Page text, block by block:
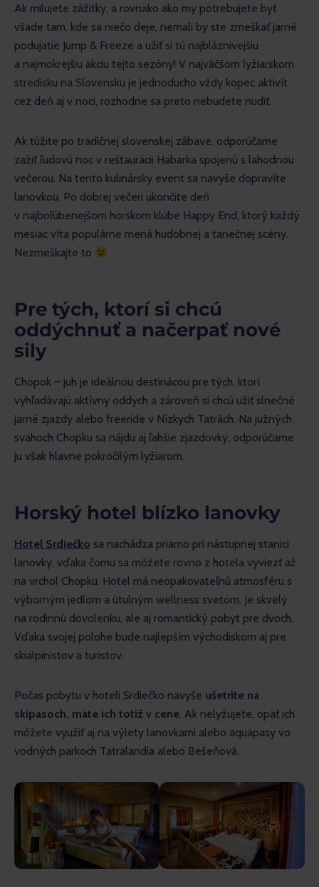
Ak milujete zážitky, a rovnako ako my potrebujete byť
všade tam, kde sa niečo deje, nemali by ste zmeškať jarné
podujatie Jump & Freeze a užiť si tú najbláznivejšiu
a najmokrejšiu akciu tejto sezóny! V najväčšom lyžiarskom
stredisku na Slovensku je jednoducho vždy kopec aktivít
cez deň aj v noci, rozhodne sa preto nebudete nudiť.
Ak túžite po tradičnej slovenskej zábave, odporúčame
zažiť ľudovú noc v reštaurácii Habarka spojenú s lahodnou
večerou. Na tento kulinársky event sa navyše dopravíte
lanovkou. Po dobrej večeri ukončite deň
v najboľúbenejšom horskom klube Happy End, ktorý každý
mesiac víta populárne mená hudobnej a tanečnej scény.
Nezmeškajte to
Pre tých, ktorí si chcú
oddýchnuť a načerpať nové
sily
Chopok – juh je ideálnou destinácou pre tých, ktorí
vyhľadávajú aktívny oddych a zároveň si chcú užiť slnečné
jarné zjazdy alebo freeride v Nízkych Tatrách. Na južných
svahoch Chopku sa nájdu aj ľahšie zjazdovky, odporúčame
ju však hlavne pokročilým lyžiarom.
Horský hotel blízko lanovky
Hotel Srdiečko sa nachádza priamo pri nástupnej stanici
lanovky, vďaka čomu sa môžete rovno z hotela vyviezť až
na vrchol Chopku. Hotel má neopakovateľnú atmosféru s
výborným jedlom a útulným wellness svetom. Je skvelý
na rodinnú dovolenku, ale aj romantický pobyt pre dvoch.
Vďaka svojej polohe bude najlepším východiskom aj pre
skialpinistov a turistov.
Počas pobytu v hoteli Srdiečko navyše ušetríte na
skipasoch, máte ich totiž v cene . Ak nelyžujete, opäť ich
môžete využiť aj na výlety lanovkami alebo aquapasy vo
vodných parkoch Tatralandia alebo Bešeňová.